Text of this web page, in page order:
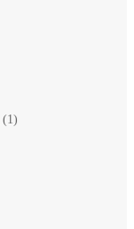
(1)